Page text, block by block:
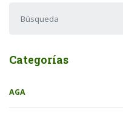
Categorías
AGA